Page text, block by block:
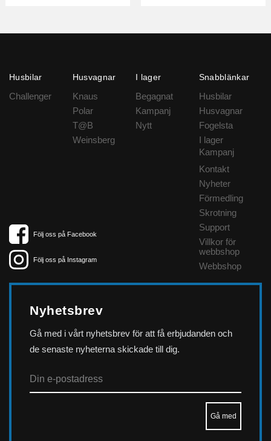
Husbilar
Challenger
Husvagnar
Knaus
Polar
T@B
Weinsberg
I lager
Begagnat
Kampanj
Nytt
Snabblänkar
Husbilar
Husvagnar
Fogelsta
I lager
Kampanj
Kontakt
Nyheter
Förmedling
Skrotning
Support
Villkor för
webbshop
Webbshop
Följ oss på Facebook
Följ oss på Instagram
Nyhetsbrev
Gå med i vårt nyhetsbrev för att få erbjudanden och
de senaste nyheterna skickade till dig.